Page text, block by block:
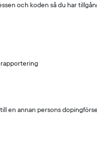
och koden så du har
en annan persons